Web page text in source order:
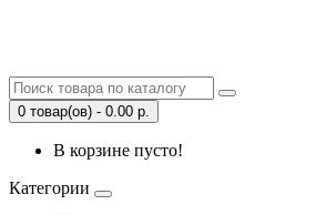
0 товар(ов) - 0.00 р.
В корзине пусто!
Категории